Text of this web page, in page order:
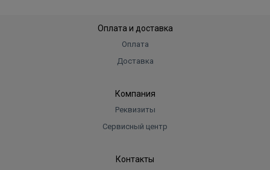
Оплата и доставка
Оплата
Доставка
Компания
Реквизиты
Сервисный центр
Контакты